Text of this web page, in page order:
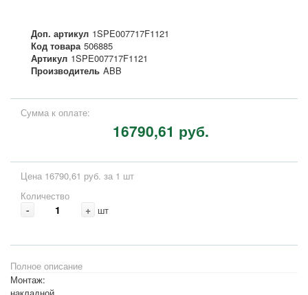
Доп. артикул 1SPE007717F1121
Код товара 506885
Артикул 1SPE007717F1121
Производитель ABB
Сумма к оплате:
16790,61 руб.
Цена 16790,61 руб. за 1 шт
Количество
- + шт
Полное описание
Монтаж: